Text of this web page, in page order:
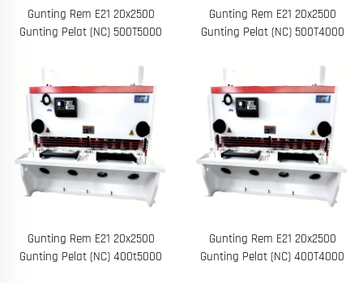
Gunting Rem E21 20x2500
Gunting Pelat (NC) 500T5000
Gunting Rem E21 20x2500
Gunting Pelat (NC) 500T4000
Gunting Rem E21 20x2500
Gunting Pelat (NC) 400t5000
Gunting Rem E21 20x2500
Gunting Pelat (NC) 400T4000